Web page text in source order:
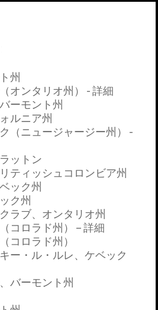
州
オンタリオ州） - 詳細
ーモント州
ルニア州
（ニュージャージー州） -
ットン
ティッシュコロンビア州
ック州
ク州
ラブ、オンタリオ州
コロラド州） – 詳細
コロラド州）
ー・ル・ルレ、ケベック
バーモント州